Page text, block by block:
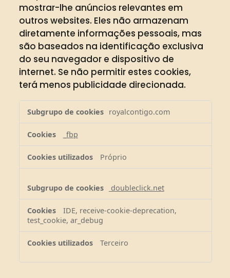
mostrar-lhe anúncios relevantes em
outros websites. Eles não armazenam
diretamente informações pessoais, mas
são baseados na identificação exclusiva
do seu navegador e dispositivo de
internet. Se não permitir estes cookies,
terá menos publicidade direcionada.
de
royalcontigo.com
_fbp
Próprio
doubleclick.net
IDE, receive-cookie-deprecation,
test_cookie, ar_debug
Terceiro